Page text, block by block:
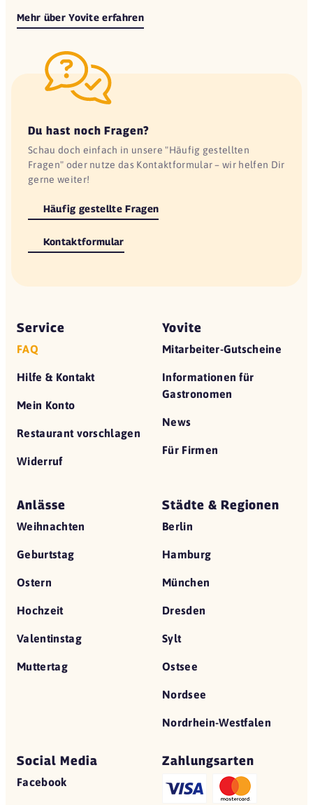
Mehr über Yovite erfahren
Du hast noch Fragen?
Schau doch einfach in unsere "Häufig gestellten
Fragen" oder nutze das Kontaktformular – wir helfen Dir
gerne weiter!
Häufig gestellte Fragen
Kontaktformular
Service
FAQ
Hilfe & Kontakt
Mein Konto
Restaurant vorschlagen
Widerruf
Yovite
Mitarbeiter-Gutscheine
Informationen für
Gastronomen
News
Für Firmen
Anlässe
Weihnachten
Geburtstag
Ostern
Hochzeit
Valentinstag
Muttertag
Städte & Regionen
Berlin
Hamburg
München
Dresden
Sylt
Ostsee
Nordsee
Nordrhein-Westfalen
Social Media
Facebook
Zahlungsarten